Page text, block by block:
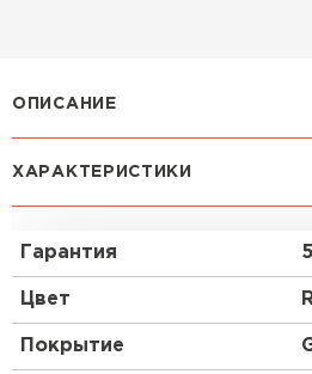
ОПИСАНИЕ
Один из наиболее
профиль чем у профнастила
материал для частного
ХАРАКТЕРИСТИКИ
Гарантия
Цвет
Покрытие